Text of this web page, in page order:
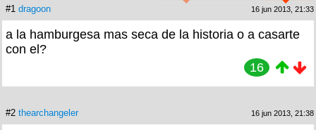
#1 dragoon 16 jun 2013, 21:33
a la hamburgesa mas seca de la historia o a casarte
con el?
16
#2 thearchangeler 16 jun 2013, 21:38